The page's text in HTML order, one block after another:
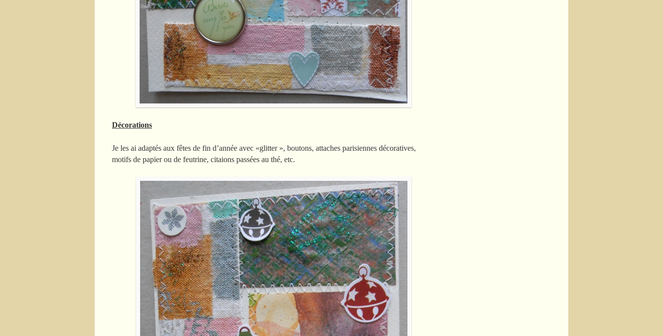
Décorations
Je les ai adaptés aux fêtes de fin d’année avec «glitter », boutons, attaches parisiennes décoratives,
motifs de papier ou de feutrine, citaions passées au thé, etc.